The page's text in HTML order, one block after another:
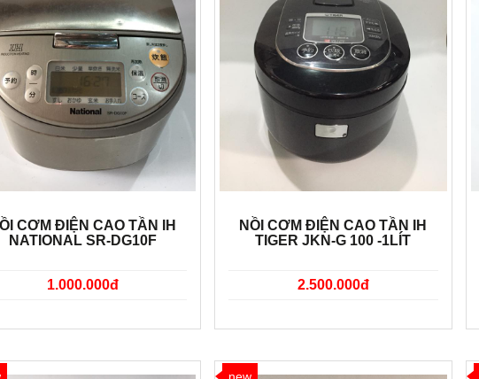
CƠM ĐIỆN CAO TẦN IH
NATIONAL SR-DG10F
1.000.000đ
NỒI CƠM ĐIỆN CAO TẦN IH
TIGER JKN-G 100 -1LÍT
2.500.000đ